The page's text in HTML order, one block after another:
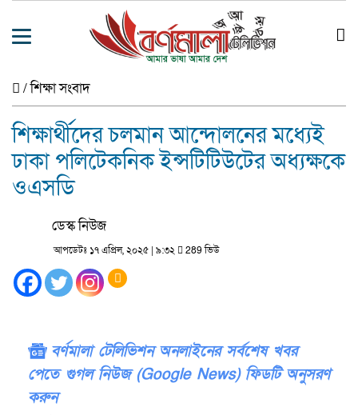
/শিক্ষা সংবাদ
শিক্ষার্থীদের চলমান আন্দোলনের মধ্যেই
ঢাকা পলিটেকনিক ইন্সটিটিউটের অধ্যক্ষকে
ওএসডি
ডেস্ক নিউজ
আপডেটঃ ১৭ এপ্রিল, ২০২৫ | ৯:৩২ 289 ভিউ
বর্ণমালা টেলিভিশন অনলাইনের সর্বশেষ খবর
পেতে গুগল নিউজ (Google News) ফিডটি অনুসরণ
করুন